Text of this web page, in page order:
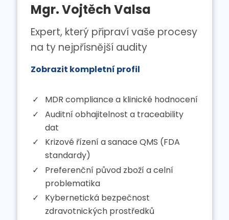
Mgr. Vojtěch Valsa
Expert, který připraví vaše procesy
na ty nejpřísnější audity
Zobrazit kompletní profil
MDR compliance a klinické hodnocení
Auditní obhajitelnost a traceability
dat
Krizové řízení a sanace QMS (FDA
standardy)
Preferenční původ zboží a celní
problematika
Kybernetická bezpečnost
zdravotnických prostředků